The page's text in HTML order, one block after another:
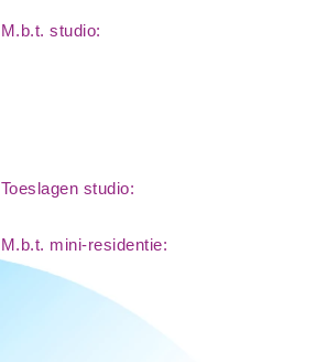
M.b.t. studio:
Toeslagen studio:
M.b.t. mini-residentie: